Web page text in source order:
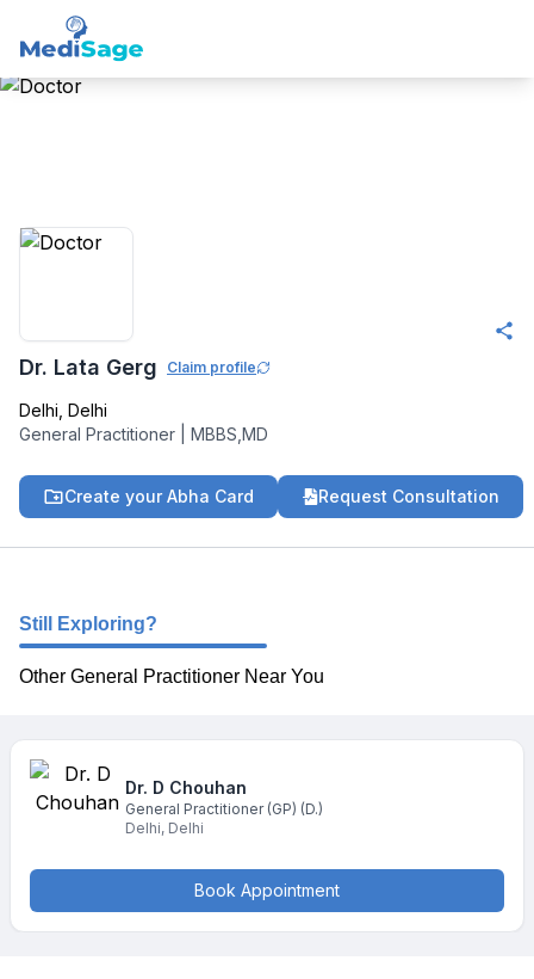
Dr. Lata Gerg Claim profile
Delhi Delhi
General Practitioner
MBBS,MD
Create your Abha Card Request Consultation
Still Exploring?
Other General Practitioner Near You
Dr. D Chouhan
General Practitioner (GP) (D.)
Delhi, Delhi
Book Appointment